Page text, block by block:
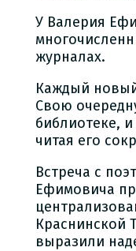
У Валерия
журналах.
Каждый
Свою
библиотеке,
читая его
Встреча с
Ефимовича
Краснинской
выразили